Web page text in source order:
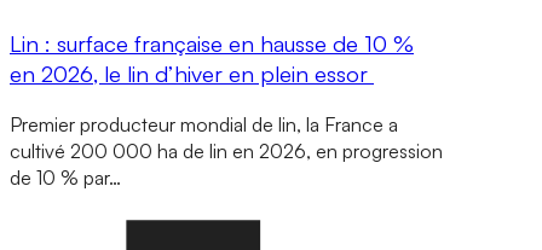
Lin : surface française en hausse de 10 %
en 2026, le lin d’hiver en plein essor
Premier producteur mondial de lin, la France a
cultivé 200 000 ha de lin en 2026, en progression
de 10 % par…